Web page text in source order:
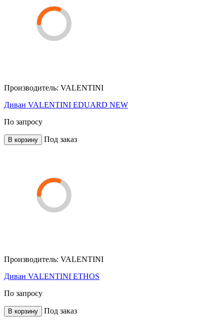
Производитель: VALENTINI
Диван VALENTINI EDUARD NEW
По запросу
В корзину Под заказ
Производитель: VALENTINI
Диван VALENTINI ETHOS
По запросу
В корзину Под заказ